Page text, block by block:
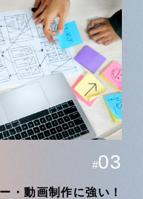
#03
・動画制作に強い！